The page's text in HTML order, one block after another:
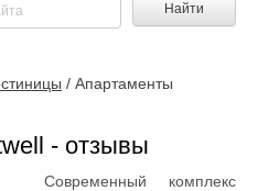
Найти
/ Апартаменты
- отзывы
Современный комплекс